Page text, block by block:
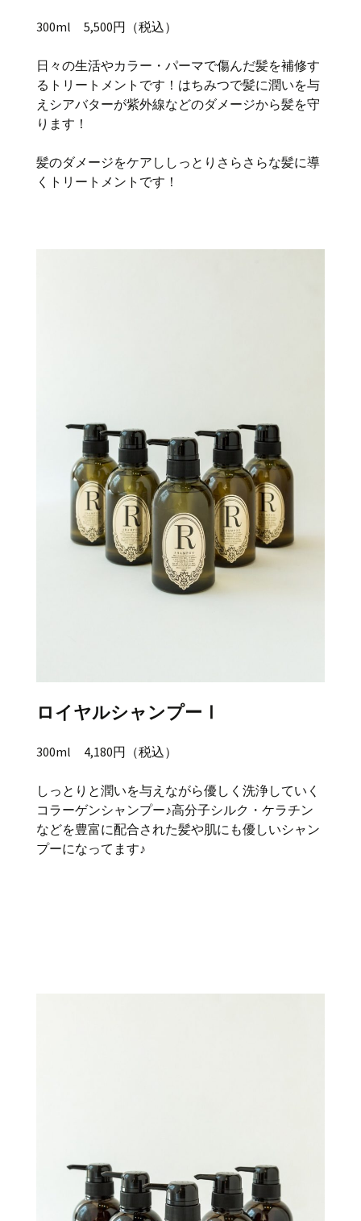
300ml 5,500円（税込）
日々の生活やカラー・パーマで傷んだ髪を補修す
るトリートメントです！はちみつで髪に潤いを与
えシアバターが紫外線などのダメージから髪を守
ります！
髪のダメージをケアししっとりさらさらな髪に導
くトリートメントです！
ロイヤルシャンプーⅠ
300ml 4,180円（税込）
しっとりと潤いを与えながら優しく洗浄していく
コラーゲンシャンプー♪高分子シルク・ケラチン
などを豊富に配合された髪や肌にも優しいシャン
プーになってます♪